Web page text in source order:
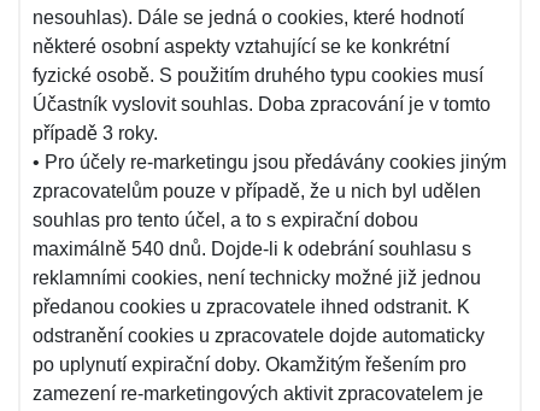
nesouhlas). Dále se jedná o cookies, které hodnotí
některé osobní aspekty vztahující se ke konkrétní
fyzické osobě. S použitím druhého typu cookies musí
Účastník vyslovit souhlas. Doba zpracování je v tomto
případě 3 roky.
• Pro účely re-marketingu jsou předávány cookies jiným
zpracovatelům pouze v případě, že u nich byl udělen
souhlas pro tento účel, a to s expirační dobou
maximálně 540 dnů. Dojde-li k odebrání souhlasu s
reklamními cookies, není technicky možné již jednou
předanou cookies u zpracovatele ihned odstranit. K
odstranění cookies u zpracovatele dojde automaticky
po uplynutí expirační doby. Okamžitým řešením pro
zamezení re-marketingových aktivit zpracovatelem je